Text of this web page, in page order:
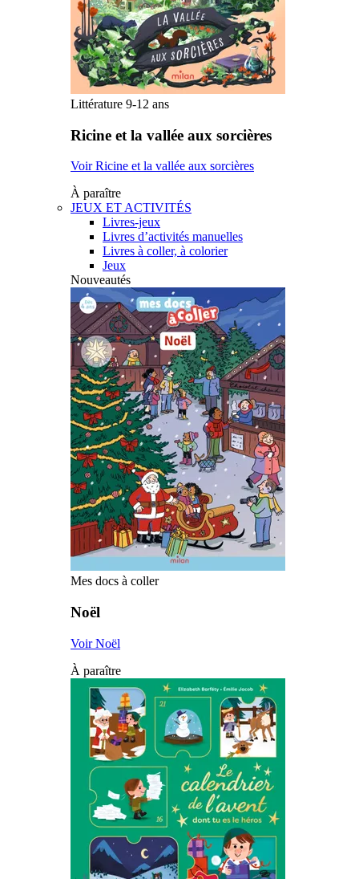
Littérature 9-12 ans
Ricine et la vallée aux sorcières
Voir Ricine et la vallée aux sorcières
À paraître
JEUX ET ACTIVITÉS
Livres-jeux
Livres d’activités manuelles
Livres à coller, à colorier
Jeux
Nouveautés
Mes docs à coller
Noël
Voir Noël
À paraître